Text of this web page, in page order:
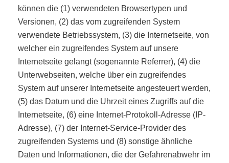
können die (1) verwendeten Browsertypen und
Versionen, (2) das vom zugreifenden System
verwendete Betriebssystem, (3) die Internetseite, von
welcher ein zugreifendes System auf unsere
Internetseite gelangt (sogenannte Referrer), (4) die
Unterwebseiten, welche über ein zugreifendes
System auf unserer Internetseite angesteuert werden,
(5) das Datum und die Uhrzeit eines Zugriffs auf die
Internetseite, (6) eine Internet-Protokoll-Adresse (IP-
Adresse), (7) der Internet-Service-Provider des
zugreifenden Systems und (8) sonstige ähnliche
Daten und Informationen, die der Gefahrenabwehr im